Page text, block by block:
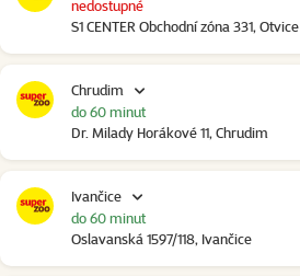
S1 CENTER Obchodní zóna 331, Otvice
nedostupné
Chrudim
Dr. Milady Horákové 11, Chrudim
do 60 minut
Ivančice
Oslavanská 1597/118, Ivančice
do 60 minut